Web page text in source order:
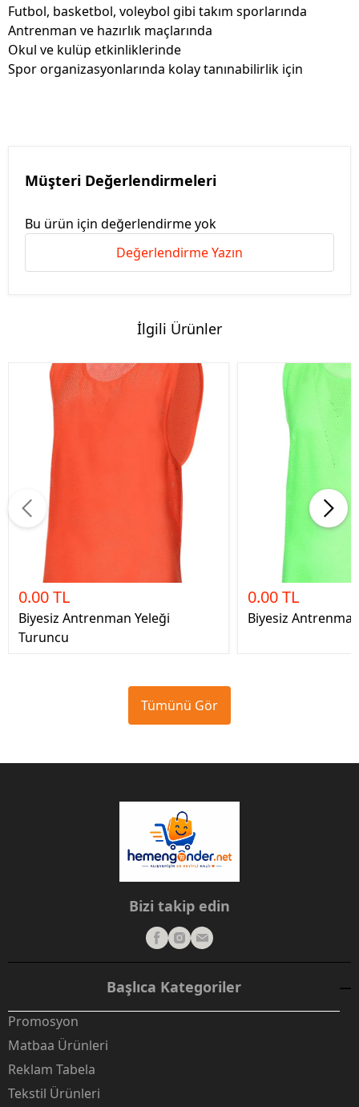
Futbol, basketbol, voleybol gibi takım sporlarında
Antrenman ve hazırlık maçlarında
Okul ve kulüp etkinliklerinde
Spor organizasyonlarında kolay tanınabilirlik için
Müşteri Değerlendirmeleri
Bu ürün için değerlendirme yok
Değerlendirme Yazın
İlgili Ürünler
0.00 TL
Biyesiz Antrenman Yeleği
Turuncu
0.00 TL
Biyesiz
Tümünü Gör
Bizi takip edin
Başlıca Kategoriler
Promosyon
Matbaa Ürünleri
Reklam Tabela
Tekstil Ürünleri